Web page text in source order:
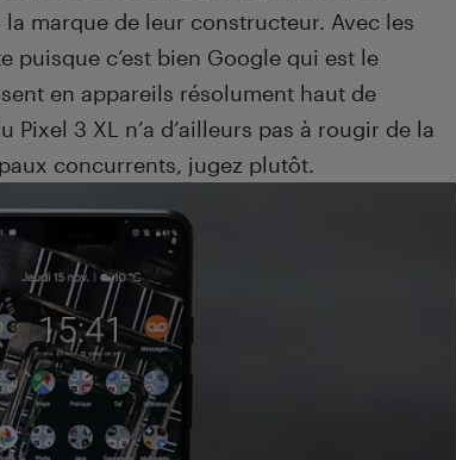
marque de leur constructeur. Avec les
puisque c’est bien Google qui est le
en appareils résolument haut de
Pixel 3 XL n’a d’ailleurs pas à rougir de la
concurrents, jugez plutôt.